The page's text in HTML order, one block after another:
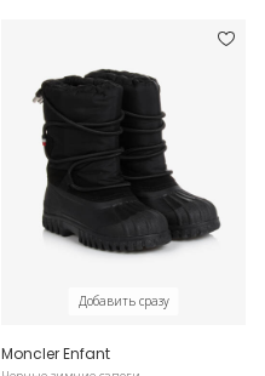
Добавить сразу
Moncler Enfant